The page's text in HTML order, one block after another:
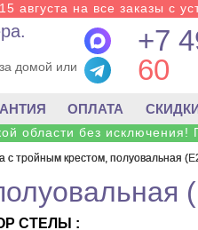
августа на все заказы с
домой или
+7
60
ОПЛАТА
области без исключения!
с тройным крестом, полуовальная
СТЕЛЫ :